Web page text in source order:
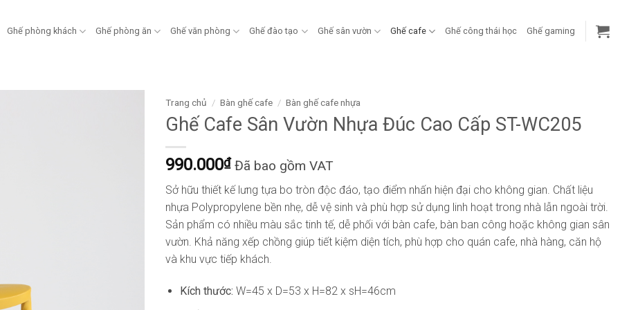
Ghế phòng khách Ghế phòng ăn Ghế văn phòng Ghế đào tạo Ghế sân vườn Ghế cafe Ghế công thái học Ghế gaming
Trang chủ / Bàn ghế cafe / Bàn ghế cafe nhựa
Ghế Cafe Sân Vườn Nhựa Đúc Cao Cấp ST-WC205
990.000₫ Đã bao gồm VAT
Sở hữu thiết kế lưng tựa bo tròn độc đáo, tạo điểm nhấn hiện đại cho không gian. Chất liệu
nhựa Polypropylene bền nhẹ, dễ vệ sinh và phù hợp sử dụng linh hoạt trong nhà lẫn ngoài trời.
Sản phẩm có nhiều màu sắc tinh tế, dễ phối với bàn cafe, bàn ban công hoặc không gian sân
vườn. Khả năng xếp chồng giúp tiết kiệm diện tích, phù hợp cho quán cafe, nhà hàng, căn hộ
và khu vực tiếp khách.
Kích thước: W=45 x D=53 x H=82 x sH=46cm